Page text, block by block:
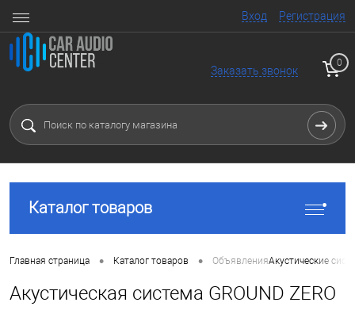
Вход Регистрация
Заказать звонок
0
Каталог товаров
Главная страница • Каталог товаров • ОбъявленияАкустические
Акустическая система GROUND ZERO